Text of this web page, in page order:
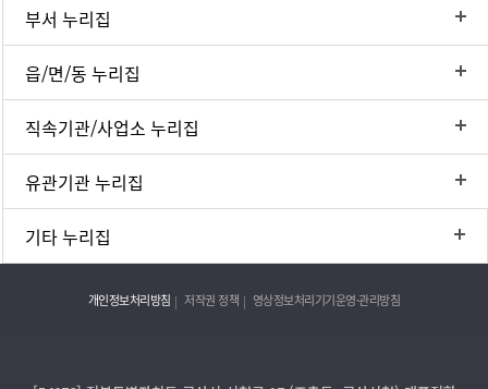
부서 누리집
읍/면/동 누리집
직속기관/사업소 누리집
유관기관 누리집
기타 누리집
개인정보처리방침 저작권 정책 영상정보처리기기운영·관리방침